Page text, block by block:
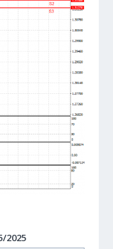
2025